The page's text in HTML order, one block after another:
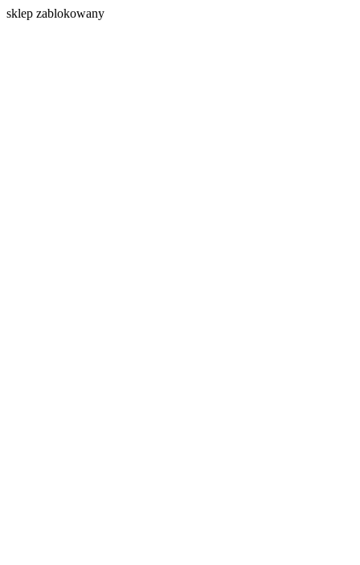
sklep zablokowany